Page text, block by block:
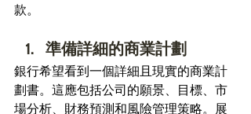
款。
準備詳細的商業計劃
銀行希望看到一個詳細且現實的商業計
劃書。這應包括公司的願景、目標、市
場分析、財務預測和風險管理策略。展